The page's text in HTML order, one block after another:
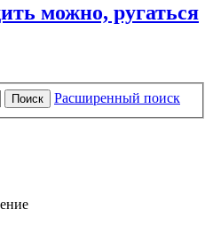
можно, ругаться
Поиск
Расширенный поиск